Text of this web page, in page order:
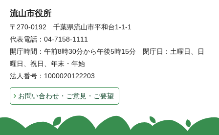
流山市役所
〒270-0192 千葉県流山市平和台1-1-1
代表電話：04-7158-1111
開庁時間：午前8時30分から午後5時15分 閉庁日：土曜日、日
曜日、祝日、年末・年始
法人番号：1000020122203
お問い合わせ・ご意見・ご要望